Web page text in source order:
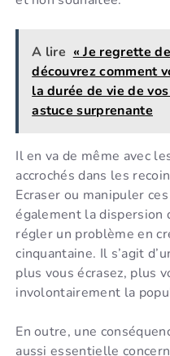
A lire « Je regrette
découvrez comment
la durée de vie de
astuce surprenante
Il en va de même avec
accrochés dans les
Ecraser ou manipuler
également la dispersion
régler un problème en
cinquantaine. Il s’agit
plus vous écrasez, plus
involontairement la
En outre, une
aussi essentielle